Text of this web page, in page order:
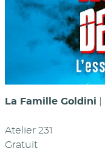
La Famille Goldini
Atelier 231
Gratuit